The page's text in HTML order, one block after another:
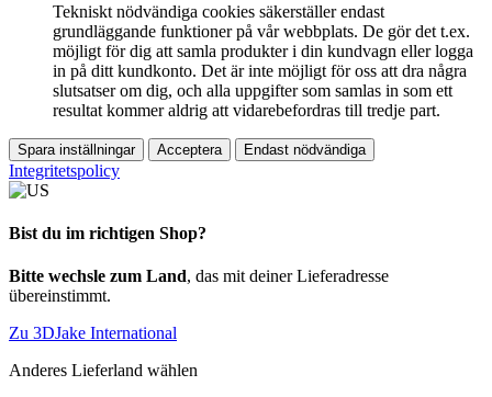
Tekniskt nödvändiga cookies säkerställer endast
grundläggande funktioner på vår webbplats. De gör det t.ex.
möjligt för dig att samla produkter i din kundvagn eller logga
in på ditt kundkonto. Det är inte möjligt för oss att dra några
slutsatser om dig, och alla uppgifter som samlas in som ett
resultat kommer aldrig att vidarebefordras till tredje part.
Spara inställningar Acceptera Endast nödvändiga
Integritetspolicy
Bist du im richtigen Shop?
Bitte wechsle zum Land, das mit deiner Lieferadresse
übereinstimmt.
Zu 3DJake International
Anderes Lieferland wählen